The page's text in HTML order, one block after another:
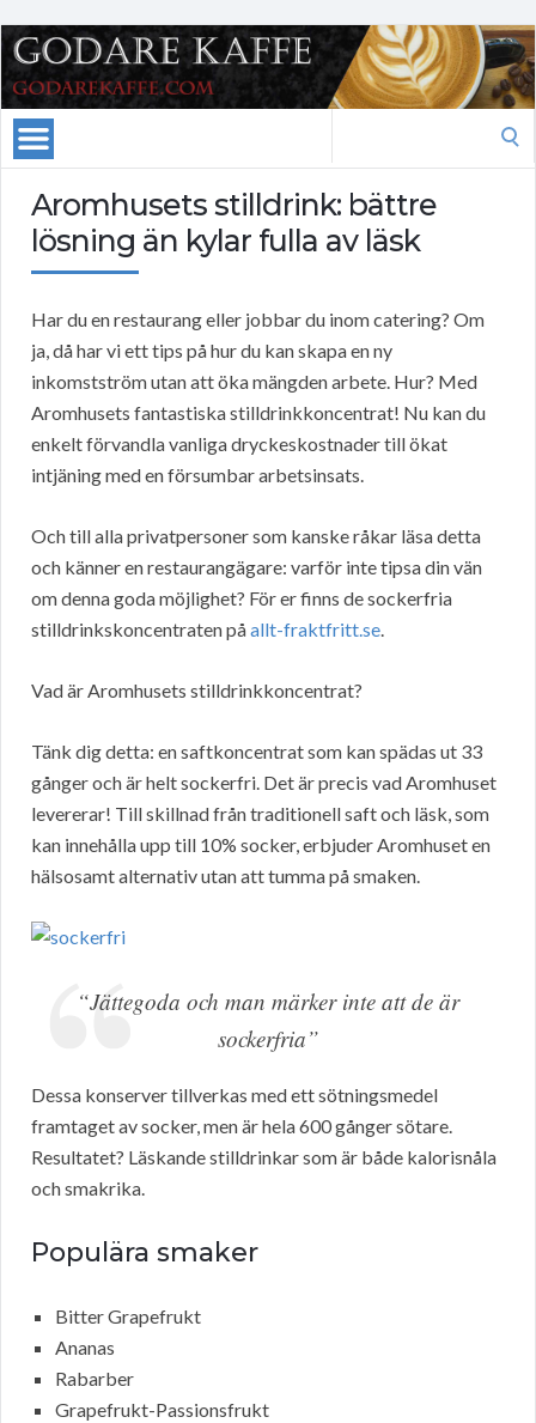
Aromhusets stilldrink: bättre
lösning än kylar fulla av läsk
Har du en restaurang eller jobbar du inom catering? Om
ja, då har vi ett tips på hur du kan skapa en ny
inkomstström utan att öka mängden arbete. Hur? Med
Aromhusets fantastiska stilldrinkkoncentrat! Nu kan du
enkelt förvandla vanliga dryckeskostnader till ökat
intjäning med en försumbar arbetsinsats.
Och till alla privatpersoner som kanske råkar läsa detta
och känner en restaurangägare: varför inte tipsa din vän
om denna goda möjlighet? För er finns de sockerfria
stilldrinkskoncentraten påallt-fraktfritt.se.
Vad är Aromhusets stilldrinkkoncentrat?
Tänk dig detta: en saftkoncentrat som kan spädas ut 33
gånger och är helt sockerfri. Det är precis vad Aromhuset
levererar! Till skillnad från traditionell saft och läsk, som
kan innehålla upp till 10% socker, erbjuder Aromhuset en
hälsosamt alternativ utan att tumma på smaken.
“Jättegoda och man märker inte att de är
sockerfria”
Dessa konserver tillverkas med ett sötningsmedel
framtaget av socker, men är hela 600 gånger sötare.
Resultatet? Läskande stilldrinkar som är både kalorisnåla
och smakrika.
Populära smaker
Bitter Grapefrukt
Ananas
Rabarber
Grapefrukt-Passionsfrukt